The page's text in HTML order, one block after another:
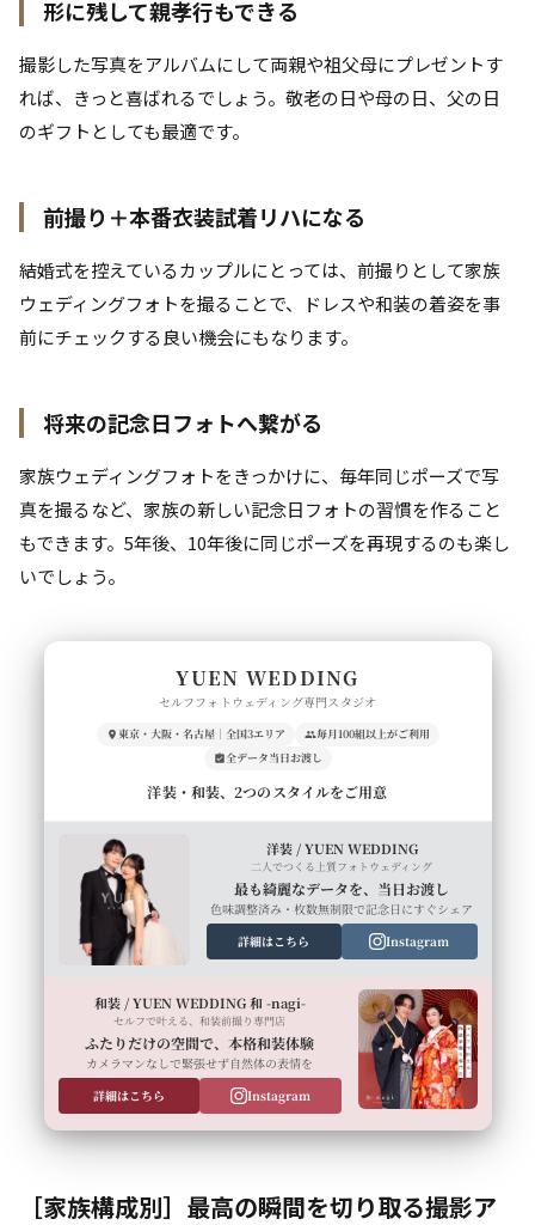
形に残して親孝行もできる
撮影した写真をアルバムにして両親や祖父母にプレゼントす
れば、きっと喜ばれるでしょう。敬老の日や母の日、父の日
のギフトとしても最適です。
前撮り＋本番衣装試着リハになる
結婚式を控えているカップルにとっては、前撮りとして家族
ウェディングフォトを撮ることで、ドレスや和装の着姿を事
前にチェックする良い機会にもなります。
将来の記念日フォトへ繋がる
家族ウェディングフォトをきっかけに、毎年同じポーズで写
真を撮るなど、家族の新しい記念日フォトの習慣を作ること
もできます。5年後、10年後に同じポーズを再現するのも楽し
いでしょう。
YUEN WEDDING
セルフフォトウェディング専門スタジオ
東京・大阪・名古屋｜全国3エリア
毎月100組以上がご利用
全データ当日お渡し
洋装・和装、2つのスタイルをご用意
洋装 / YUEN WEDDING
二人でつくる上質フォトウェディング
最も綺麗なデータを、当日お渡し
色味調整済み・枚数無制限で記念日にすぐシェア
詳細はこちら
Instagram
和装 / YUEN WEDDING 和 -nagi-
セルフで叶える、和装前撮り専門店
ふたりだけの空間で、本格和装体験
カメラマンなしで緊張せず自然体の表情を
詳細はこちら
Instagram
［家族構成別］最高の瞬間を切り取る撮影ア